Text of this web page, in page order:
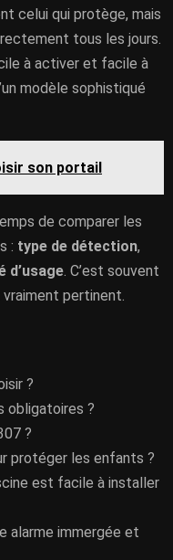
celui qui protège, mais
tous les jours.
à activer et facile à
modèle sophistiqué
son portail
de comparer les
: type de détection,
d’usage. C’est souvent
pertinent.
?
obligatoires ?
?
protéger les enfants ?
est facile à installer
alarme immergée et